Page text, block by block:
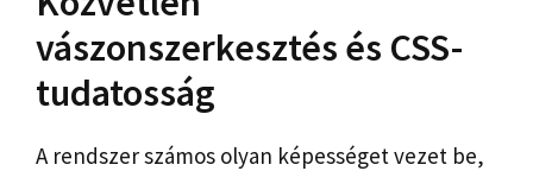
vászonszerkesztés és CSS-
tudatosság
A rendszer számos olyan képességet vezet be,